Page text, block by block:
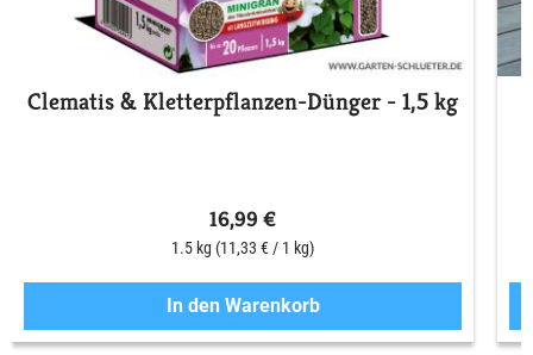
Clematis & Kletterpflanzen-Dünger - 1,5 kg
16,99 €
1.5 kg (11,33 € / 1 kg)
In den Warenkorb